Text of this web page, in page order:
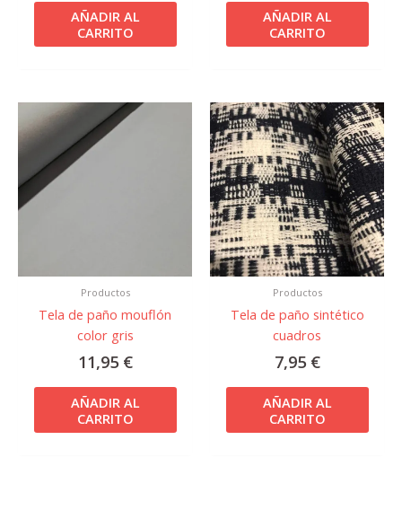
AÑADIR AL
CARRITO
AÑADIR AL
CARRITO
Productos
Tela de paño mouflón
color gris
11,95 €
AÑADIR AL
CARRITO
Productos
Tela de paño sintético
cuadros
7,95 €
AÑADIR AL
CARRITO